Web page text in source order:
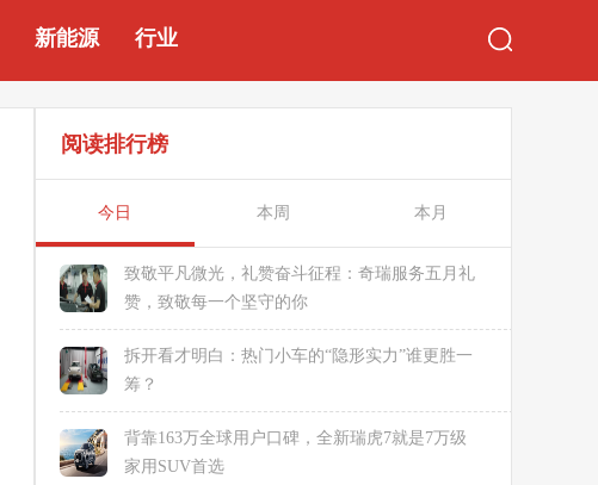
新能源 行业
阅读排行榜
今日 本周 本月
致敬平凡微光，礼赞奋斗征程：奇瑞服务五月礼
赞，致敬每一个坚守的你
拆开看才明白：热门小车的“隐形实力”谁更胜一
筹？
背靠163万全球用户口碑，全新瑞虎7就是7万级
家用SUV首选